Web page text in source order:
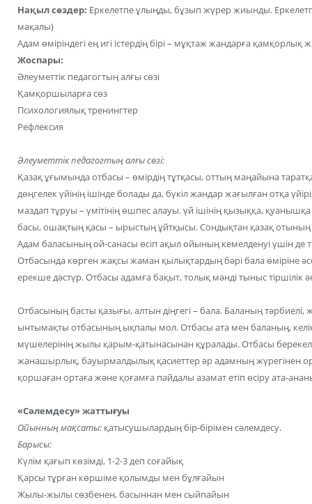
Нақыл сөздер: Еркелетпе ұлыңды, бұзып жүрер жиынды.
мақалы)
Адам өміріндегі ең игі істердің бірі – мұқтаж жандарға қамқорлық
Жоспары:
Әлеуметтік педагогтың алғы сөзі
Қамқоршыларға сөз
Психологиялық тренингтер
Рефлексия
Әлеуметтік педагогтың алғы сөзі:
Қазақ ұғымында отбасы – өмірдің тұтқасы, оттың маңайына
дөңгелек үйінің ішінде болады да, бүкіл жандар жағылған отқа
маздап тұруы – үмітінің өшпес алауы. үй ішінің қызыққа,
басы, ошақтың қасы – ырыстың ұйтқысы. Сондықтан қазақ отының
Адам баласының ой-санасы өсіп ақыл ойының кемелденуі үшін де
Отбасында көрген жақсы жаман қылықтардың бәрі бала өміріне
ерекше дәстүр. Отбасы адамға бақыт, толық мәнді тыныс тіршілік
Отбасының басты қазығы, алтын діңгегі – бала. Баланың тәрбиелі,
ынтымақты отбасының ықпалы мол. Отбасы ата мен баланың,
мүшелерінің жылы қарым-қатынасынан құралады. Отбасы берекелі
жанашырлық, бауырмалдылық қасиеттер әр адамның жүрегінен
қоршаған ортаға және қоғамға пайдалы азамат етіп өсіру ата-
«Сәлемдесу» жаттығуы
Ойынның мақсаты: қатысушылардың бір-бірімен сәлемдесу.
Барысы:
Күлім қағып көзімді, 1-2-3 деп соғайық
Қарсы тұрған көршіме қолымды мен бұлғайын
Жылы-жылы сөзбенен, басыннан мен сыйпайын